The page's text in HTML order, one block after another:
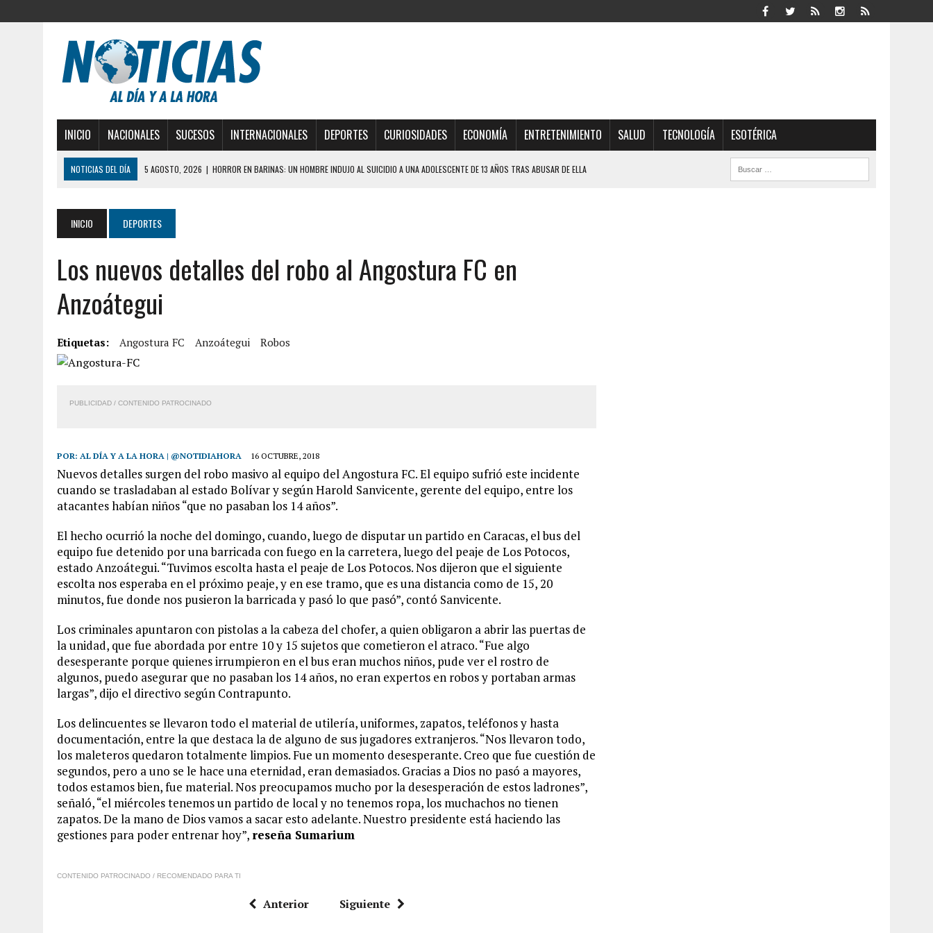
INICIO NACIONALES SUCESOS INTERNACIONALES DEPORTES CURIOSIDADES ECONOMÍA ENTRETENIMIENTO SALUD TECNOLOGÍA ESOTÉRICA
NOTICIAS DEL DÍA 5 AGOSTO, 2026 | HORROR EN BARINAS: UN HOMBRE INDUJO AL SUICIDIO A UNA ADOLESCENTE DE 13 AÑOS TRAS ABUSAR DE ELLA
DESDE EL PISO NUEVE DEL EDIFICIO PETUNIA
3 AGOSTO, 2026 | YARACUY: INTENTÓ DESCONECTAR SU NEVERA MIENTRAS LA CASA SE INUNDABA
2 AGOSTO, 2026 | COLAPSÓ TECHO DE UNA VIVIENDA EN EL CENTRO DE CARACAS CON MÁS DE 20 PERSONAS ADENTRO
2 AGOSTO, 2026
FALCÓN: MUJER ATACÓ CON UN CUCHILLO A SUS HIJOS, UNO PERDIÓ LA VIDA
1 AGOSTO, 2026 | UN MUERTO Y 5 HERIDOS SALDO DE COLISIÓN MÚLTIPLE EN LA AUTOPISTA VALLE-COCHE
6 AGOSTO, 2026 | CONMOCIÓN EN COLORADO POR ASESINATO DE UNA ADOLESCENTE VENEZOLANA EN REUNIÓN CON AMIGOS
INICIO DEPORTES
Los nuevos detalles del robo al Angostura FC en
Anzoátegui
Etiquetas: Angostura FC Anzoátegui Robos
PUBLICIDAD / CONTENIDO PATROCINADO
POR: AL DÍA Y A LA HORA | @NOTIDIAHORA 16 OCTUBRE, 2018
Nuevos detalles surgen del robo masivo al equipo del Angostura FC. El equipo sufrió este incidente
cuando se trasladaban al estado Bolívar y según Harold Sanvicente, gerente del equipo, entre los
atacantes habían niños “que no pasaban los 14 años”.
El hecho ocurrió la noche del domingo, cuando, luego de disputar un partido en Caracas, el bus del
equipo fue detenido por una barricada con fuego en la carretera, luego del peaje de Los Potocos,
estado Anzoátegui. “Tuvimos escolta hasta el peaje de Los Potocos. Nos dijeron que el siguiente
escolta nos esperaba en el próximo peaje, y en ese tramo, que es una distancia como de 15, 20
minutos, fue donde nos pusieron la barricada y pasó lo que pasó”, contó Sanvicente.
Los criminales apuntaron con pistolas a la cabeza del chofer, a quien obligaron a abrir las puertas de
la unidad, que fue abordada por entre 10 y 15 sujetos que cometieron el atraco. “Fue algo
desesperante porque quienes irrumpieron en el bus eran muchos niños, pude ver el rostro de
algunos, puedo asegurar que no pasaban los 14 años, no eran expertos en robos y portaban armas
largas”, dijo el directivo según Contrapunto.
Los delincuentes se llevaron todo el material de utilería, uniformes, zapatos, teléfonos y hasta
documentación, entre la que destaca la de alguno de sus jugadores extranjeros. “Nos llevaron todo,
los maleteros quedaron totalmente limpios. Fue un momento desesperante. Creo que fue cuestión de
segundos, pero a uno se le hace una eternidad, eran demasiados. Gracias a Dios no pasó a mayores,
todos estamos bien, fue material. Nos preocupamos mucho por la desesperación de estos ladrones”,
señaló, “el miércoles tenemos un partido de local y no tenemos ropa, los muchachos no tienen
zapatos. De la mano de Dios vamos a sacar esto adelante. Nuestro presidente está haciendo las
gestiones para poder entrenar hoy”, reseña Sumarium
CONTENIDO PATROCINADO / RECOMENDADO PARA TI
Anterior Siguiente